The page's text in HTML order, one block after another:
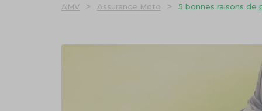
AMV > Assurance Moto > 5 bonnes raisons de